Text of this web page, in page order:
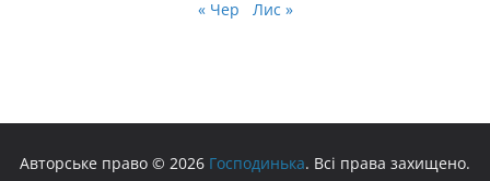
« Чер Лис »
Авторське право © 2026 Господинька. Всі права захищено.